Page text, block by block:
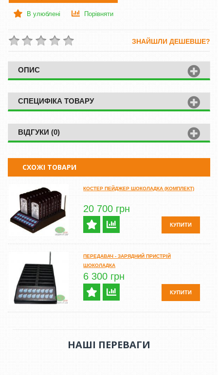
В улюблені Порівняти
ЗНАЙШЛИ ДЕШЕВШЕ?
ОПИС
СПЕЦИФІКА ТОВАРУ
ВІДГУКИ (0)
СХОЖІ ТОВАРИ
КОСТЕР ПЕЙДЖЕР ШОКОЛАДКА (КОМПЛЕКТ)
20 700 грн
КУПИТИ
ПЕРЕДАВАЧ - ЗАРЯДНИЙ ПРИСТРІЙ
ШОКОЛАДКА
6 300 грн
КУПИТИ
НАШІ ПЕРЕВАГИ